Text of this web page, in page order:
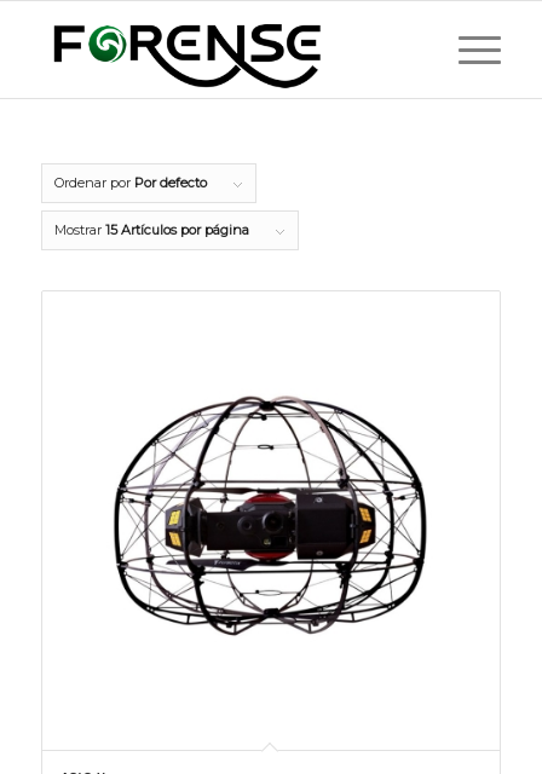
Ordenar por Por defecto
Mostrar 15 Artículos por página